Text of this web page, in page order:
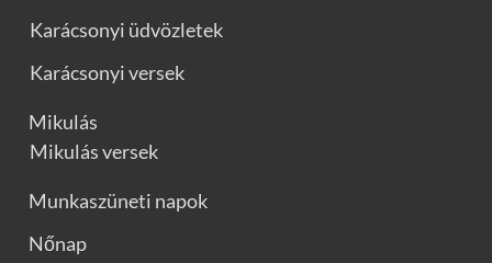
Karácsonyi üdvözletek
Karácsonyi versek
Mikulás
Mikulás versek
Munkaszüneti napok
Nőnap